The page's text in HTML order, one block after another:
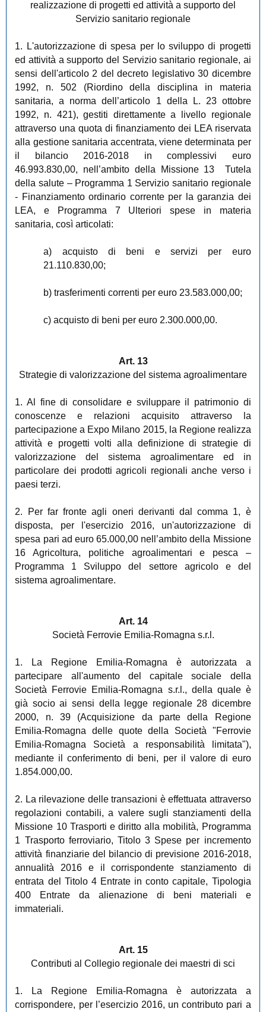
realizzazione di progetti ed attività a supporto del
Servizio sanitario regionale
1. L'autorizzazione di spesa per lo sviluppo di progetti
ed attività a supporto del Servizio sanitario regionale, ai
sensi dell'articolo 2 del decreto legislativo 30 dicembre
1992, n. 502 (Riordino della disciplina in materia
sanitaria, a norma dell’articolo 1 della L. 23 ottobre
1992, n. 421), gestiti direttamente a livello regionale
attraverso una quota di finanziamento dei LEA riservata
alla gestione sanitaria accentrata, viene determinata per
il bilancio 2016-2018 in complessivi euro
46.993.830,00, nell’ambito della Missione 13 Tutela
della salute – Programma 1 Servizio sanitario regionale
- Finanziamento ordinario corrente per la garanzia dei
LEA, e Programma 7 Ulteriori spese in materia
sanitaria, così articolati:
a) acquisto di beni e servizi per euro
21.110.830,00;
b) trasferimenti correnti per euro 23.583.000,00;
c) acquisto di beni per euro 2.300.000,00.
Art. 13
Strategie di valorizzazione del sistema agroalimentare
1. Al fine di consolidare e sviluppare il patrimonio di
conoscenze e relazioni acquisito attraverso la
partecipazione a Expo Milano 2015, la Regione realizza
attività e progetti volti alla definizione di strategie di
valorizzazione del sistema agroalimentare ed in
particolare dei prodotti agricoli regionali anche verso i
paesi terzi.
2. Per far fronte agli oneri derivanti dal comma 1, è
disposta, per l'esercizio 2016, un'autorizzazione di
spesa pari ad euro 65.000,00 nell’ambito della Missione
16 Agricoltura, politiche agroalimentari e pesca –
Programma 1 Sviluppo del settore agricolo e del
sistema agroalimentare.
Art. 14
Società Ferrovie Emilia-Romagna s.r.l.
1. La Regione Emilia-Romagna è autorizzata a
partecipare all'aumento del capitale sociale della
Società Ferrovie Emilia-Romagna s.r.l., della quale è
già socio ai sensi della legge regionale 28 dicembre
2000, n. 39 (Acquisizione da parte della Regione
Emilia-Romagna delle quote della Società "Ferrovie
Emilia-Romagna Società a responsabilità limitata"),
mediante il conferimento di beni, per il valore di euro
1.854.000,00.
2. La rilevazione delle transazioni è effettuata attraverso
regolazioni contabili, a valere sugli stanziamenti della
Missione 10 Trasporti e diritto alla mobilità, Programma
1 Trasporto ferroviario, Titolo 3 Spese per incremento
attività finanziarie del bilancio di previsione 2016-2018,
annualità 2016 e il corrispondente stanziamento di
entrata del Titolo 4 Entrate in conto capitale, Tipologia
400 Entrate da alienazione di beni materiali e
immateriali.
Art. 15
Contributi al Collegio regionale dei maestri di sci
1. La Regione Emilia-Romagna è autorizzata a
corrispondere, per l’esercizio 2016, un contributo pari a